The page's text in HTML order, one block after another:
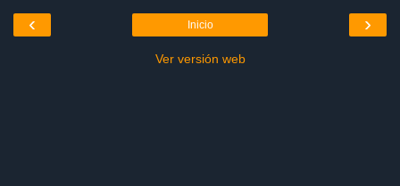
‹ ›
Inicio
Ver versión web